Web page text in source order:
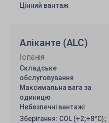
Цінний вантаж
Аліканте (ALC)
Іспанія
Складське
обслуговування
Максимальна вага за
одиницю
Небезпечні вантажі
Зберігання: COL (+2;+8°C);